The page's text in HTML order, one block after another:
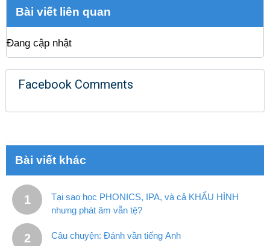
Bài viết liên quan
Đang cập nhật
Facebook Comments
Bài viết khác
Tại sao học PHONICS, IPA, và cả KHẨU HÌNH
nhưng phát âm vẫn tệ?
Câu chuyện: Đánh vần tiếng Anh